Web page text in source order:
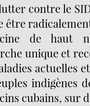
contre le
être
de haut
unique et
actuelles
indigènes
cubains, sur